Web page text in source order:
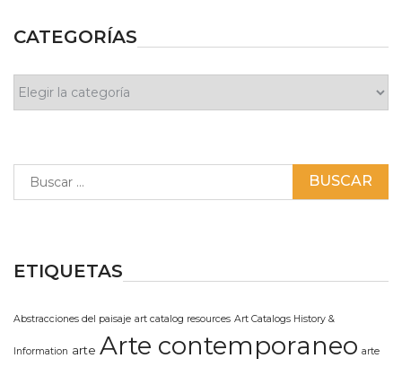
CATEGORÍAS
ETIQUETAS
Abstracciones del paisaje art catalog resources Art Catalogs History &
Information arte Arte contemporaneo arte